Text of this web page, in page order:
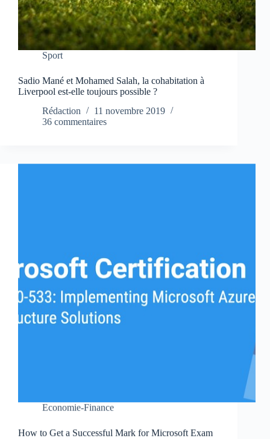
Sport
Sadio Mané et Mohamed Salah, la cohabitation à
Liverpool est-elle toujours possible ?
Rédaction
11 novembre 2019
36 commentaires
Economie-Finance
How to Get a Successful Mark for Microsoft Exam